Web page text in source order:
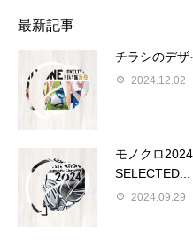
最新記事
チラシのデザ
2024.12.02
モノクロ
SELECTED...
2024.09.29